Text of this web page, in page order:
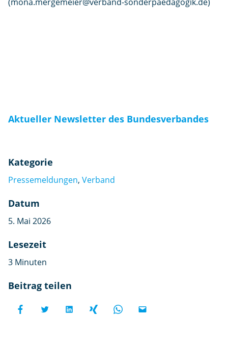
Aktueller Newsletter des Bundesverbandes
Kategorie
Pressemeldungen, Verband
Datum
5. Mai 2026
Lesezeit
3 Minuten
Beitrag teilen